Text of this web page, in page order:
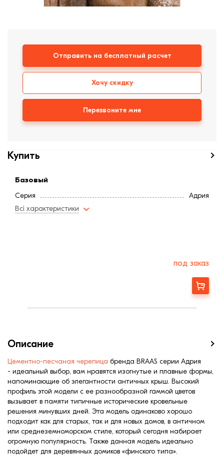
формовки
Строительные
смеси
Отправить на бесплатный расчет
Хочу скидку
Перезвоните мне
Купить
Базовый
Серия
Адрия
Всі характеристики
под заказ
Заказать
Описание
Цементно-песчаная черепица бренда BRAAS серии Адрия
- идеальный выбор, вам нравятся изогнутые и плавные формы,
напоминающие об элегантности античных крыш. Высокий
профиль этой модели с ее разнообразной гаммой цветов
вызывает в памяти типичные исторические кровельные
решения минувших дней. Эта модель одинаково хорошо
подходит как для старых, так и для новых домов, в античном
или среднеземноморском стиле, который сегодня набирает
огромную популярность. Также данная модель идеально
подойдет для деревянных домиков «финского типа».